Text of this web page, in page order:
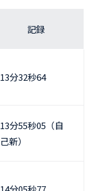
記録
13分32秒64
13分55秒05（自
己新）